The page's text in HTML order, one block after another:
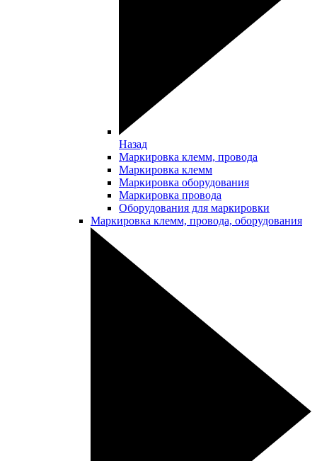
Назад
Маркировка клемм, провода
Маркировка клемм
Маркировка оборудования
Маркировка провода
Оборудования для маркировки
Маркировка клемм, провода, оборудования